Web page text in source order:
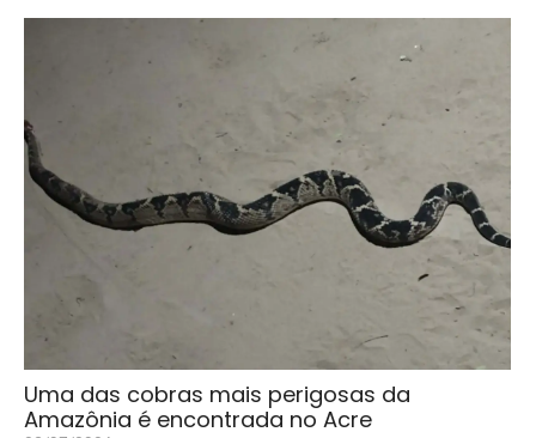
Uma das cobras mais perigosas da
Amazônia é encontrada no Acre